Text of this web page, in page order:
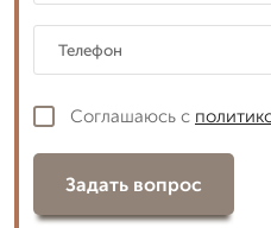
Соглашаюсь с
Задать вопрос